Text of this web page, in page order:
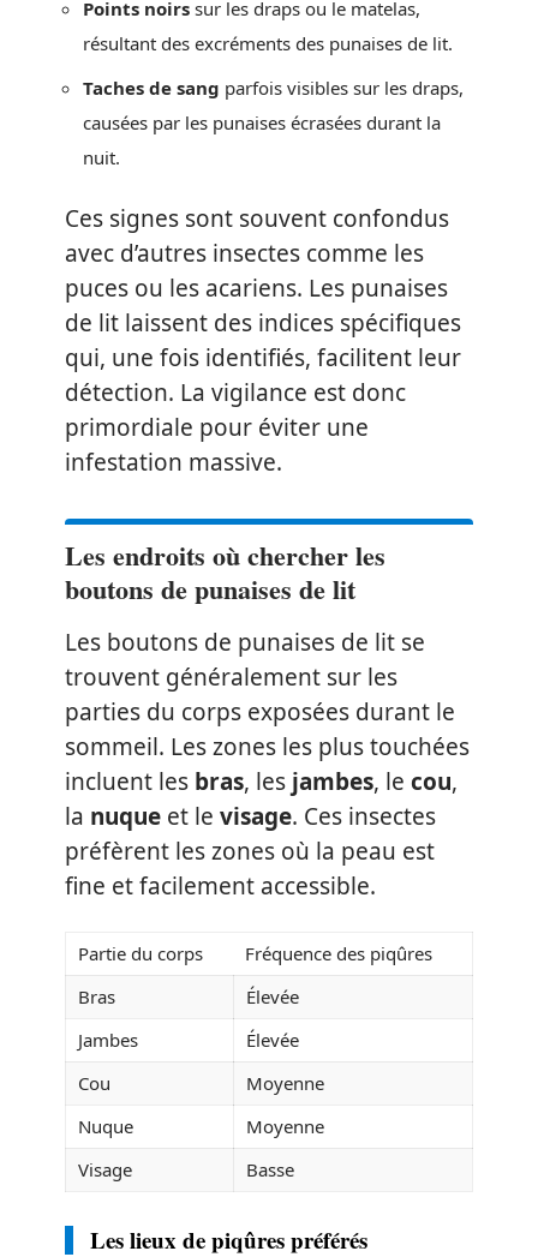
Points noirs sur les draps ou le matelas,
résultant des excréments des punaises de lit.
Taches de sang parfois visibles sur les draps,
causées par les punaises écrasées durant la
nuit.
Ces signes sont souvent confondus
avec d’autres insectes comme les
puces ou les acariens. Les punaises
de lit laissent des indices spécifiques
qui, une fois identifiés, facilitent leur
détection. La vigilance est donc
primordiale pour éviter une
infestation massive.
Les endroits où chercher les
boutons de punaises de lit
Les boutons de punaises de lit se
trouvent généralement sur les
parties du corps exposées durant le
sommeil. Les zones les plus touchées
incluent les bras, les jambes, le cou,
la nuque et le visage. Ces insectes
préfèrent les zones où la peau est
fine et facilement accessible.
Partie du corps
Fréquence des piqûres
Bras
Élevée
Jambes
Élevée
Cou
Moyenne
Nuque
Moyenne
Visage
Basse
Les lieux de piqûres préférés